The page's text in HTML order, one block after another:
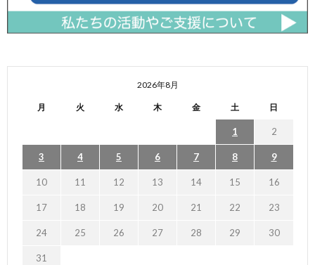
2026年8月
月 火 水 木 金 土 日
1 2
3 4 5 6 7 8 9
10 11 12 13 14 15 16
17 18 19 20 21 22 23
24 25 26 27 28 29 30
31